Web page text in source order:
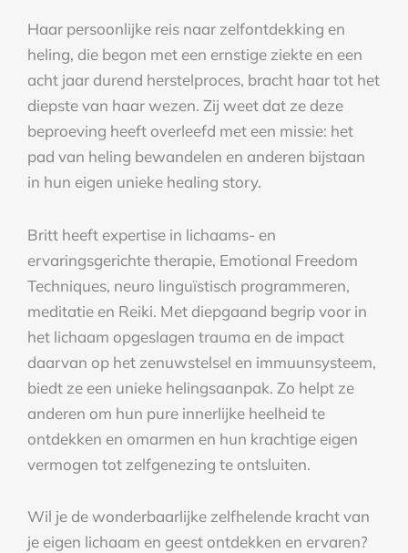
Haar persoonlijke reis naar zelfontdekking en
heling, die begon met een ernstige ziekte en een
acht jaar durend herstelproces, bracht haar tot het
diepste van haar wezen. Zij weet dat ze deze
beproeving heeft overleefd met een missie: het
pad van heling bewandelen en anderen bijstaan
in hun eigen unieke healing story.
Britt heeft expertise in lichaams- en
ervaringsgerichte therapie, Emotional Freedom
Techniques, neuro linguïstisch programmeren,
meditatie en Reiki. Met diepgaand begrip voor in
het lichaam opgeslagen trauma en de impact
daarvan op het zenuwstelsel en immuunsysteem,
biedt ze een unieke helingsaanpak. Zo helpt ze
anderen om hun pure innerlijke heelheid te
ontdekken en omarmen en hun krachtige eigen
vermogen tot zelfgenezing te ontsluiten.
Wil je de wonderbaarlijke zelfhelende kracht van
je eigen lichaam en geest ontdekken en ervaren?